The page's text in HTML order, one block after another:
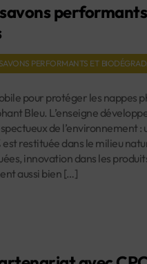
SAVONS PERFORMANTS ET
pour protéger les nappes
Bleu. L’enseigne
de l’environnement :
est restituée dans le milieu
innovation dans les
aussi bien […]